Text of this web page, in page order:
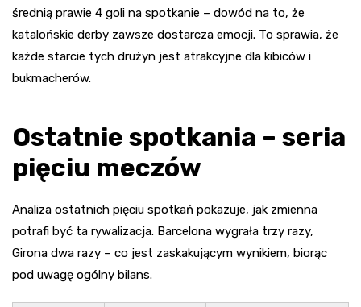
średnią prawie 4 goli na spotkanie – dowód na to, że
katalońskie derby zawsze dostarcza emocji. To sprawia, że
każde starcie tych drużyn jest atrakcyjne dla kibiców i
bukmacherów.
Ostatnie spotkania – seria
pięciu meczów
Analiza ostatnich pięciu spotkań pokazuje, jak zmienna
potrafi być ta rywalizacja. Barcelona wygrała trzy razy,
Girona dwa razy – co jest zaskakującym wynikiem, biorąc
pod uwagę ogólny bilans.